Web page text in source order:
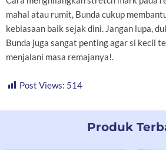
mahal atau rumit, Bunda cukup
kebiasaan baik sejak dini. Jangan lupa,
Bunda juga sangat penting agar si kecil
menjalani masa remajanya!.
Post Views: 514
Produk